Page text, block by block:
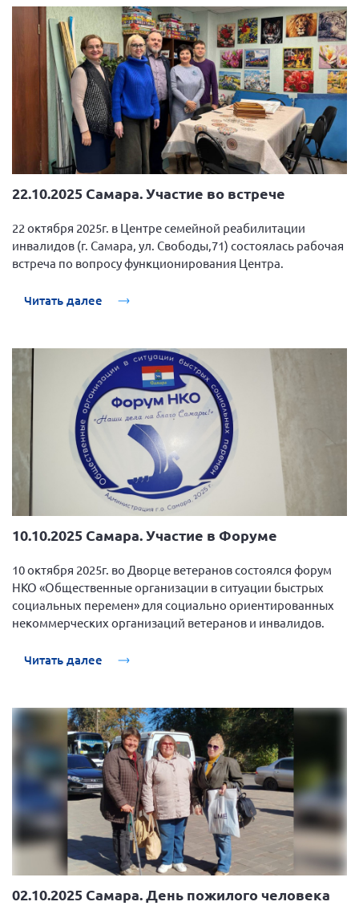
22.10.2025 Самара. Участие во встрече
22 октября 2025г. в Центре семейной реабилитации
инвалидов (г. Самара, ул. Свободы,71) состоялась рабочая
встреча по вопросу функционирования Центра.
Читать далее
10.10.2025 Самара. Участие в Форуме
10 октября 2025г. во Дворце ветеранов состоялся форум
НКО «Общественные организации в ситуации быстрых
социальных перемен» для социально ориентированных
некоммерческих организаций ветеранов и инвалидов.
Читать далее
02.10.2025 Самара. День пожилого человека